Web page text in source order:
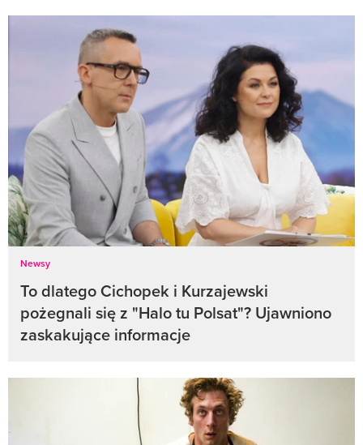
Newsy
To dlatego Cichopek i Kurzajewski
pożegnali się z "Halo tu Polsat"? Ujawniono
zaskakujące informacje